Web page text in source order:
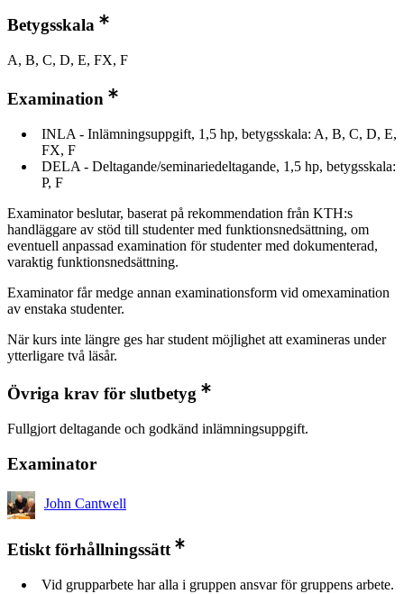
Betygsskala
A, B, C, D, E, FX, F
Examination
INLA - Inlämningsuppgift, 1,5 hp, betygsskala: A, B, C, D, E,
FX, F
DELA - Deltagande/seminariedeltagande, 1,5 hp, betygsskala:
P, F
Examinator beslutar, baserat på rekommendation från KTH:s
handläggare av stöd till studenter med funktionsnedsättning, om
eventuell anpassad examination för studenter med dokumenterad,
varaktig funktionsnedsättning.
Examinator får medge annan examinationsform vid omexamination
av enstaka studenter.
När kurs inte längre ges har student möjlighet att examineras under
ytterligare två läsår.
Övriga krav för slutbetyg
Fullgjort deltagande och godkänd inlämningsuppgift.
Examinator
John Cantwell
Etiskt förhållningssätt
Vid grupparbete har alla i gruppen ansvar för gruppens arbete.